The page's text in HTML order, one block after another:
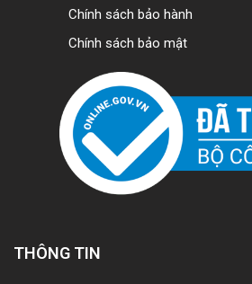
Chính sách bảo hành
Chính sách bảo mật
THÔNG TIN